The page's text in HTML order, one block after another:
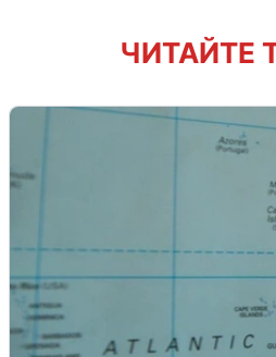
ЧИТАЙТЕ